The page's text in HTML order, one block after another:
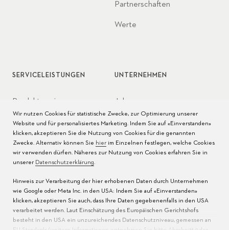
Partnerschaften
Werte
SERVICELEISTUNGEN
Produktservice
Pflege der Uhr
Bedienungsanleitungen
FAQ
Servicezentren
UNTERNEHMEN
Jobs
Presse
Kontakt
Wir nutzen Cookies für statistische Zwecke, zur Optimierung unserer
Website und für personalisiertes Marketing. Indem Sie auf «Einverstanden»
klicken, akzeptieren Sie die Nutzung von Cookies für die genannten
Zwecke. Alternativ können Sie hierim Einzelnen festlegen, welche Cookies
wir verwenden dürfen. Näheres zur Nutzung von Cookies erfahren Sie in
unserer Datenschutzerklärung.
Hinweis zur Verarbeitung der hier erhobenen Daten durch Unternehmen
wie Google oder Meta Inc. in den USA: Indem Sie auf «Einverstanden»
klicken, akzeptieren Sie auch, dass Ihre Daten gegebenenfalls in den USA
verarbeitet werden. Laut Einschätzung des Europäischen Gerichtshofs
besteht in den USA ein unzureichendes Datenschutzniveau, gemessen an